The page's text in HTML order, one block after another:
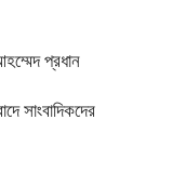
প্রধান
সাংবাদিকদের